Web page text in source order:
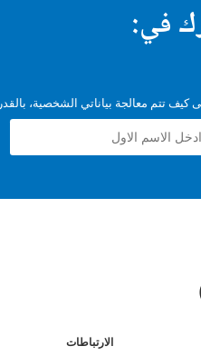
في:
كيف تتم معالجة بياناتي الشخصية،
الارتباطات